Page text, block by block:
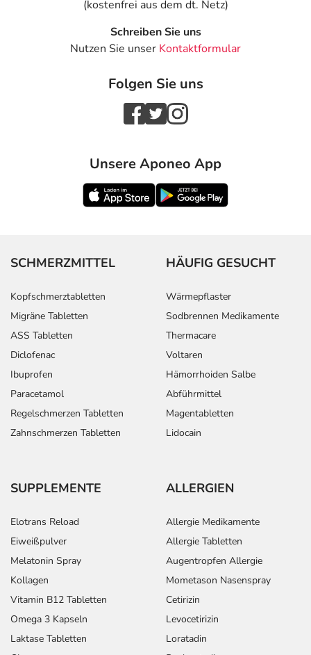
(kostenfrei aus dem dt. Netz)
Schreiben Sie uns
Nutzen Sie unser Kontaktformular
Folgen Sie uns
Unsere Aponeo App
SCHMERZMITTEL
Kopfschmerztabletten
Migräne Tabletten
ASS Tabletten
Diclofenac
Ibuprofen
Paracetamol
Regelschmerzen Tabletten
Zahnschmerzen Tabletten
HÄUFIG GESUCHT
Wärmepflaster
Sodbrennen Medikamente
Thermacare
Voltaren
Hämorrhoiden Salbe
Abführmittel
Magentabletten
Lidocain
SUPPLEMENTE
Elotrans Reload
Eiweißpulver
Melatonin Spray
Kollagen
Vitamin B12 Tabletten
Omega 3 Kapseln
Laktase Tabletten
ALLERGIEN
Allergie Medikamente
Allergie Tabletten
Augentropfen Allergie
Mometason Nasenspray
Cetirizin
Levocetirizin
Loratadin